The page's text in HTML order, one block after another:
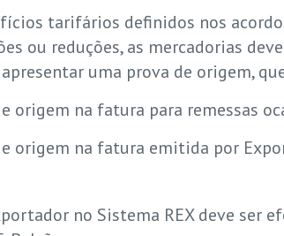
tarifários definidos nos
ou reduções, as mercadorias
uma prova de origem,
origem na fatura para remessas
origem na fatura emitida por
no Sistema REX deve ser